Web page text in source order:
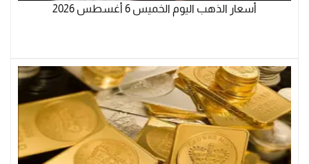
أسعار الذهب اليوم الخميس 6 أغسطس 2026